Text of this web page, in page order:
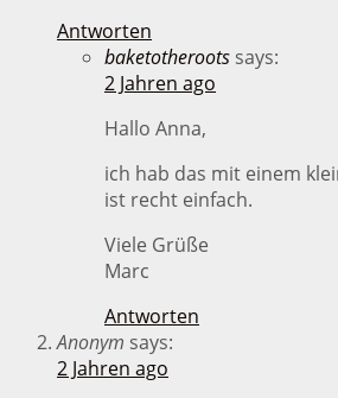
Antworten
baketotheroots says:
2 Jahren ago
Hallo Anna,
ich hab das mit einem
ist recht einfach.
Viele Grüße
Marc
Antworten
Anonym says:
2 Jahren ago